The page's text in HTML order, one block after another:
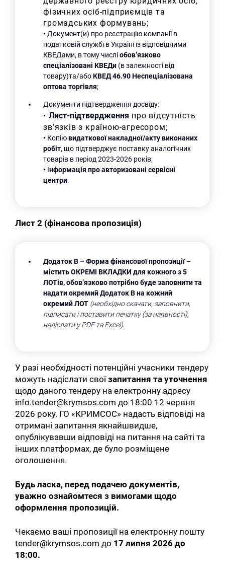
фізичних осіб-підприємців та
громадських формувань;
•Документ(и) про реєстрацію компанії в
податковій службі в Україні із відповідними
КВЕДами, в тому числіобов’язково
спеціалізовані КВЕДи (в залежності від
товару)та/абоКВЕД 46.90 Неспеціалізована
оптова торгівля;
Документи підтвердження досвіду:
• Лист-підтвердження про відсутність
зв’язків з країною-агресором;
• Копіювидаткової накладної/акту виконаних
робіт, що підтверджує поставку аналогічних
товарів в період 2023-2026 років;
• Інформація про авторизовані сервісні
центри.
Лист 2 (фінансова пропозиція)
Додаток В – Форма фінансової пропозиції–
містить ОКРЕМІ ВКЛАДКИ для кожного з 5
ЛОТів, обов’язково потрібно буде заповнити та
надати окремий Додаток В на кожний
окремий ЛОТ (необхідно скачати, заповнити,
підписати і поставити печатку (за наявності),
надіслати у PDF та Excel).
У разі необхідності потенційні учасники тендеру
можуть надіслати своїзапитання та уточнення
щодо даного тендеру на електронну адресу
info.tender@krymsos.com до 18:00 12 червня
2026 року. ГО «КРИМСОС» надасть відповіді на
отримані запитання якнайшвидше,
опублікувавши відповіді на питання на сайті та
інших платформах, де було розміщене
оголошення.
Будь ласка, перед подачею документів,
уважно ознайомтеся з вимогами щодо
оформлення пропозицій.
Чекаємо ваші пропозиції на електронну пошту
tender@krymsos.com до 17 липня 2026 до
18:00.